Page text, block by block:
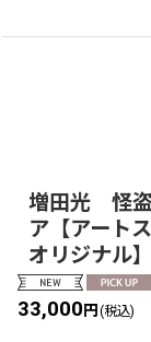
増田光 怪盗
ア【アート
オリジナル】
33,000円 (税込)